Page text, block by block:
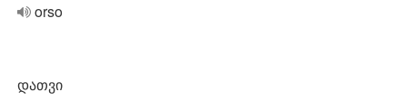
orso
დათვი